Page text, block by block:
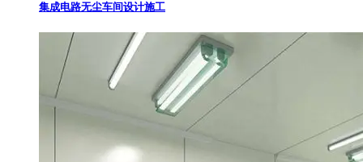
集成电路无尘车间设计施工